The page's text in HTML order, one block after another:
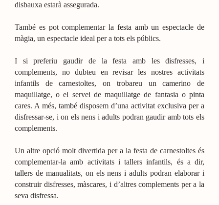
disbauxa estarà assegurada.
També es pot complementar la festa amb un espectacle de
màgia, un espectacle ideal per a tots els públics.
I si preferiu gaudir de la festa amb les disfresses, i
complements, no dubteu en revisar les nostres activitats
infantils de carnestoltes, on trobareu un camerino de
maquillatge, o el servei de maquillatge de fantasia o pinta
cares. A més, també disposem d’una activitat exclusiva per a
disfressar-se, i on els nens i adults podran gaudir amb tots els
complements.
Un altre opció molt divertida per a la festa de carnestoltes és
complementar-la amb activitats i tallers infantils, és a dir,
tallers de manualitats, on els nens i adults podran elaborar i
construir disfresses, màscares, i d’altres complements per a la
seva disfressa.